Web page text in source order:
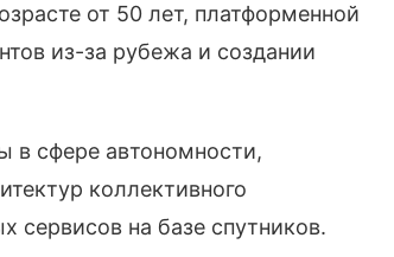
от 50 лет, платформенной
из-за рубежа и создании
в сфере автономности,
коллективного
сервисов на базе спутников.